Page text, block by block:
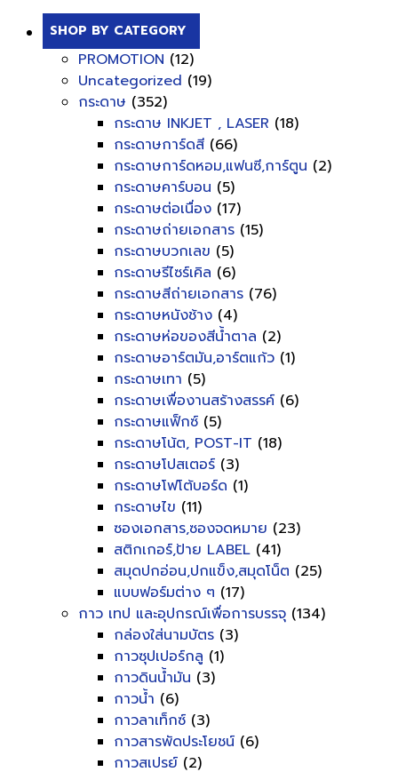
SHOP BY CATEGORY
PROMOTION (12)
Uncategorized (19)
กระดาษ (352)
กระดาษ INKJET , LASER (18)
กระดาษการ์ดสี (66)
กระดาษการ์ดหอม,แฟนซี,การ์ตูน (2)
กระดาษคาร์บอน (5)
กระดาษต่อเนื่อง (17)
กระดาษถ่ายเอกสาร (15)
กระดาษบวกเลข (5)
กระดาษรีไซร์เคิล (6)
กระดาษสีถ่ายเอกสาร (76)
กระดาษหนังช้าง (4)
กระดาษห่อของสีน้ำตาล (2)
กระดาษอาร์ตมัน,อาร์ตแก้ว (1)
กระดาษเทา (5)
กระดาษเพื่องานสร้างสรรค์ (6)
กระดาษแฟ็กซ์ (5)
กระดาษโน้ต, POST-IT (18)
กระดาษโปสเตอร์ (3)
กระดาษโฟโต้บอร์ด (1)
กระดาษไข (11)
ซองเอกสาร,ซองจดหมาย (23)
สติกเกอร์,ป้าย LABEL (41)
สมุดปกอ่อน,ปกแข็ง,สมุดโน็ต (25)
แบบฟอร์มต่าง ๆ (17)
กาว เทป และอุปกรณ์เพื่อการบรรจุ (134)
กล่องใส่นามบัตร (3)
กาวซุปเปอร์กลู (1)
กาวดินน้ำมัน (3)
กาวน้ำ (6)
กาวลาเท็กซ์ (3)
กาวสารพัดประโยชน์ (6)
กาวสเปรย์ (2)